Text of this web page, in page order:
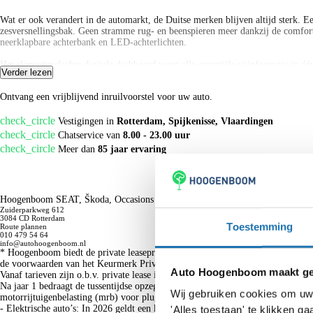
Toestemming
Auto Hoogenboom maakt
Wij gebruiken cookies om
'Alles toestaan' te klikken
Wat er ook verandert in de automarkt, de Duitse merken blijven altijd sterk.
zesversnellingsbak. Geen stramme rug- en beenspieren meer dankzij de
neerklapbare achterbank en LED-achterlichten.
Het slim uitgedachte digitale dashboard toont alle essentiële ritinformatie in
auto zelf de snelheid en de afstand tot de auto voor u. Deze Volkswagen T-
ontvangst, regensensor, keyless entry, airconditioning, automatisch dimmende
Tijdens de rit wordt u als bestuurder ondersteund door verschillende
signaleert en corrigeert als u onbedoeld de rijstrooklijnen dreigt te
Vermoeidheidsherkenning waarschuwt tijdig als u aan een rustpauze toe
Verder lezen
Ontvang een vrijblijvend inruilvoorstel voor uw auto.
check_circle Vestigingen in Rotterdam, Spijkenisse, Vlaardingen
check_circle Chatservice van 8.00 - 23.00 uur
check_circle Meer dan 85 jaar ervaring
Hoogenboom SEAT, Škoda, Occasions en Service Rotterdam
Zuiderparkweg 612
3084 CD Rotterdam
Route plannen
010 479 54 64
info@autohoogenboom.nl
* Hoogenboom biedt de private leaseproducten aan van Volkswagen Pon
de voorwaarden van het Keurmerk Private Lease aangeboden door
Vanaf tarieven zijn o.b.v. private lease inclusief btw, bij 60 maanden, 5.000
Na jaar 1 bedraagt de tussentijdse opzegvergoeding maximaal 40% van de
motorrijtuigenbelasting (mrb) voor plug-in hybride en elektrische auto’s in
- Elektrische auto’s: In 2026 geldt een korting van 30% op de mrb.